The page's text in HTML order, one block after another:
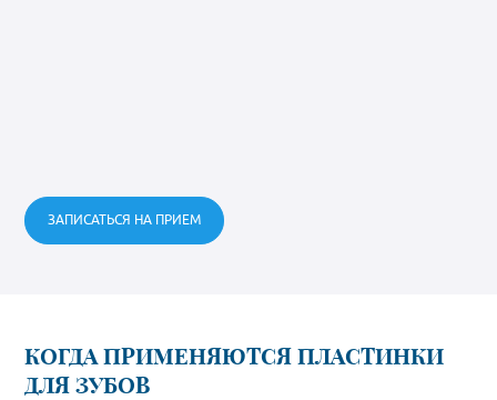
ЗАПИСАТЬСЯ НА ПРИЕМ
КОГДА ПРИМЕНЯЮТСЯ ПЛАСТИНКИ
ДЛЯ ЗУБОВ